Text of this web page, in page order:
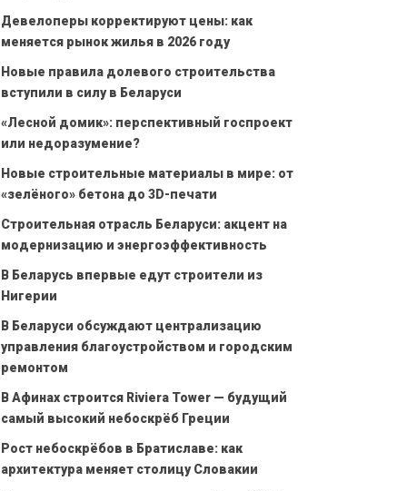
Девелоперы корректируют цены: как
меняется рынок жилья в 2026 году
Новые правила долевого строительства
вступили в силу в Беларуси
«Лесной домик»: перспективный госпроект
или недоразумение?
Новые строительные материалы в мире: от
«зелёного» бетона до 3D-печати
Строительная отрасль Беларуси: акцент на
модернизацию и энергоэффективность
В Беларусь впервые едут строители из
Нигерии
В Беларуси обсуждают централизацию
управления благоустройством и городским
ремонтом
В Афинах строится Riviera Tower — будущий
самый высокий небоскрёб Греции
Рост небоскрёбов в Братиславе: как
архитектура меняет столицу Словакии